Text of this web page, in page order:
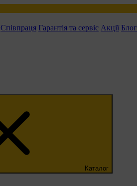
Співпраця Гарантія та сервіс Акції Блог
Каталог